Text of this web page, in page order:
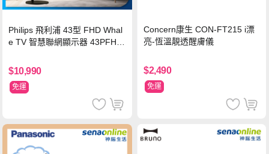
Philips 飛利浦 43型 FHD Whal
e TV 智慧聯網顯示器 43PFH6
$10,990
免運
Concern康生 CON-FT215 i漂
亮-恆溫靚透醒膚儀
$2,490
免運